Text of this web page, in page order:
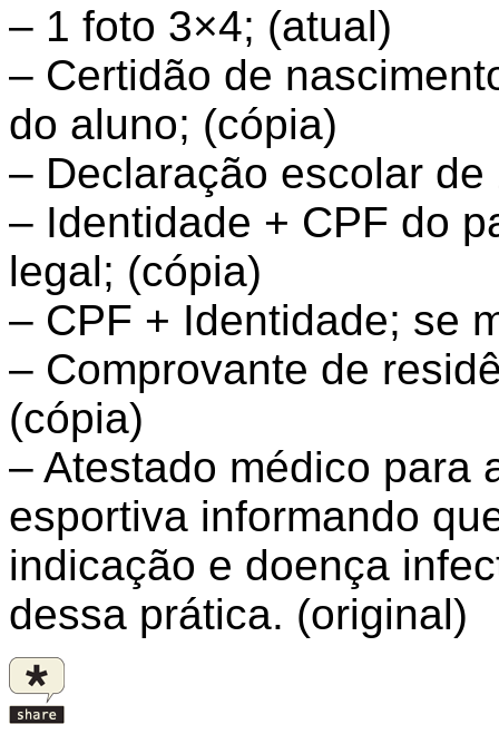
– 1 foto 3×4; (atual)
– Certidão de
do aluno; (cópia)
– Declaração escolar
– Identidade + CPF do
legal; (cópia)
– CPF + Identidade; se
– Comprovante de
(cópia)
– Atestado médico para
esportiva informando
indicação e doença
dessa prática. (original)